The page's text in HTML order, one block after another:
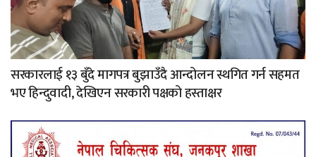
सरकारलाई १३ बुँदे मागपत्र बुझाउँदै आन्दोलन स्थगित गर्न सहमत
भए हिन्दुवादी, देखिएन सरकारी पक्षको हस्ताक्षर